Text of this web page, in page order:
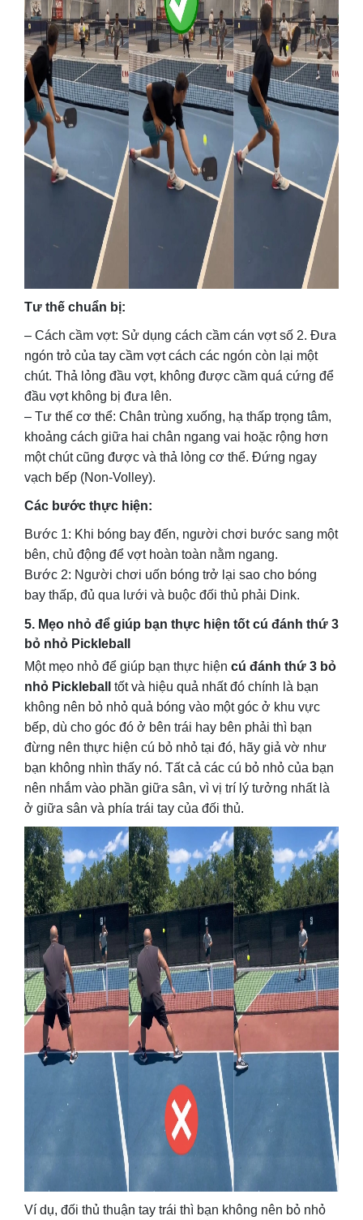
Tư thế chuẩn bị:
– Cách cầm vợt: Sử dụng cách cầm cán vợt số 2. Đưa
ngón trỏ của tay cầm vợt cách các ngón còn lại một
chút. Thả lỏng đầu vợt, không được cầm quá cứng để
đầu vợt không bị đưa lên.
– Tư thế cơ thể: Chân trùng xuống, hạ thấp trọng tâm,
khoảng cách giữa hai chân ngang vai hoặc rộng hơn
một chút cũng được và thả lỏng cơ thể. Đứng ngay
vạch bếp (Non-Volley).
Các bước thực hiện:
Bước 1: Khi bóng bay đến, người chơi bước sang một
bên, chủ động để vợt hoàn toàn nằm ngang.
Bước 2: Người chơi uốn bóng trở lại sao cho bóng
bay thấp, đủ qua lưới và buộc đối thủ phải Dink.
5. Mẹo nhỏ để giúp bạn thực hiện tốt cú đánh thứ 3
bỏ nhỏ Pickleball
Một mẹo nhỏ để giúp bạn thực hiện cú đánh thứ 3 bỏ
nhỏ Pickleball
tốt và hiệu quả nhất đó chính là bạn
không nên bỏ nhỏ quả bóng vào một góc ở khu vực
bếp, dù cho góc đó ở bên trái hay bên phải thì bạn
đừng nên thực hiện cú bỏ nhỏ tại đó, hãy giả vờ như
bạn không nhìn thấy nó. Tất cả các cú bỏ nhỏ của bạn
nên nhắm vào phần giữa sân, vì vị trí lý tưởng nhất là
ở giữa sân và phía trái tay của đối thủ.
Ví dụ, đối thủ thuận tay trái thì bạn không nên bỏ nhỏ